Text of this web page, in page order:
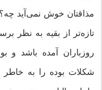
مذاقتان خوش نمی‌آید
تازه‌تر از بقیه به نظر
روزباران آمده باشد و
شکلات بوده را به خاطر